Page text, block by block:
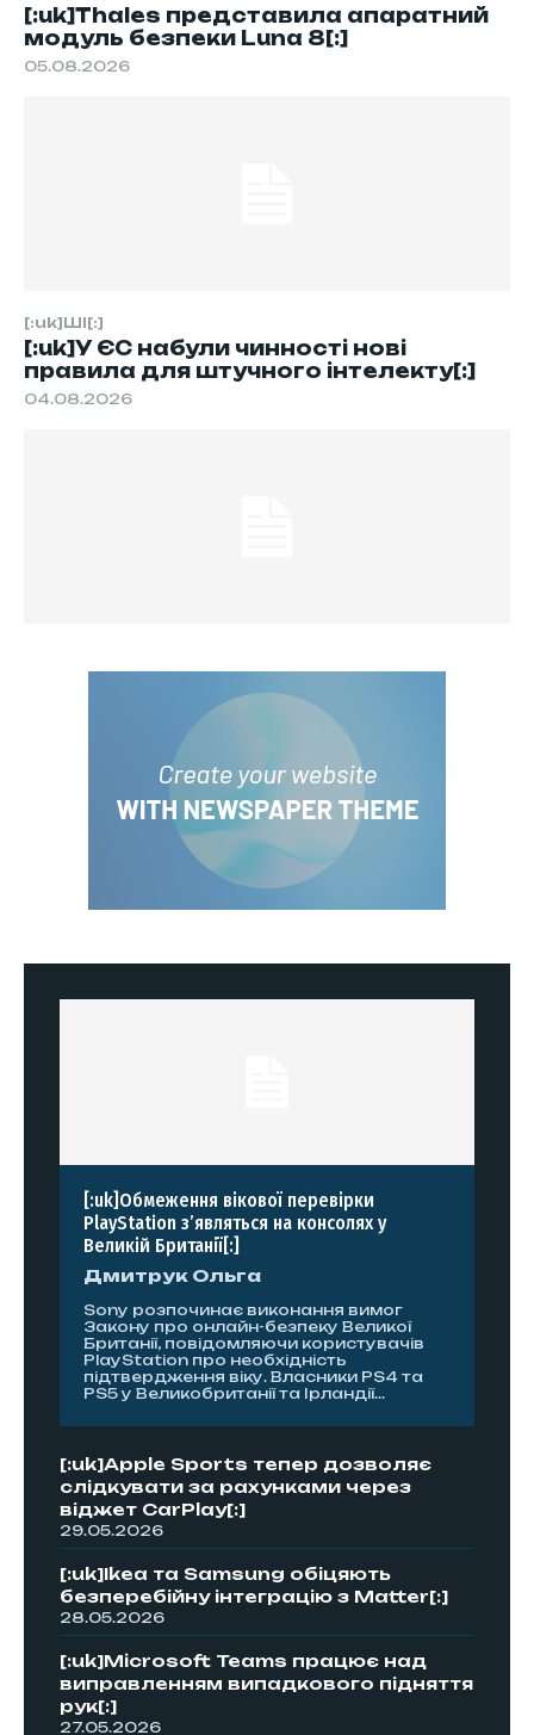
[:uk]Thales представила апаратний
модуль безпеки Luna 8[:]
05.08.2026
[:uk]ШІ[:]
[:uk]У ЄС набули чинності нові
правила для штучного інтелекту[:]
04.08.2026
[:uk]Обмеження вікової перевірки
PlayStation з’являться на консолях у
Великій Британії[:]
Дмитрук Ольга
Sony розпочинає виконання вимог
Закону про онлайн-безпеку Великої
Британії, повідомляючи користувачів
PlayStation про необхідність
підтвердження віку. Власники PS4 та
PS5 у Великобританії та Ірландії...
[:uk]Apple Sports тепер дозволяє
слідкувати за рахунками через
віджет CarPlay[:]
29.05.2026
[:uk]Ikea та Samsung обіцяють
безперебійну інтеграцію з Matter[:]
28.05.2026
[:uk]Microsoft Teams працює над
виправленням випадкового підняття
рук[:]
27.05.2026